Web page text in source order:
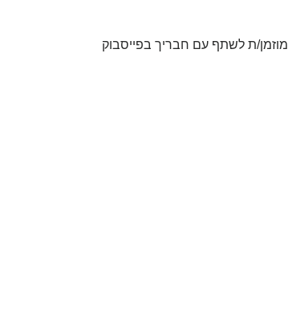
מוזמן/ת לשתף עם חבריך בפייסבוק